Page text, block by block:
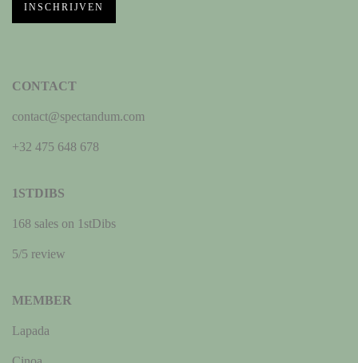
INSCHRIJVEN
CONTACT
contact@spectandum.com
+32 475 648 678
1STDIBS
168 sales on 1stDibs
5/5 review
MEMBER
Lapada